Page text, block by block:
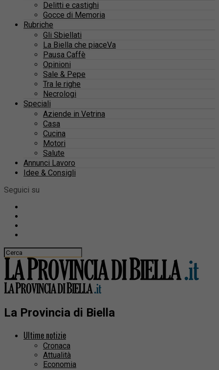
Delitti e castighi
Gocce di Memoria
Rubriche
Gli Sbiellati
La Biella che piaceVa
Pausa Caffè
Opinioni
Sale & Pepe
Tra le righe
Necrologi
Speciali
Aziende in Vetrina
Casa
Cucina
Motori
Salute
Annunci Lavoro
Idee & Consigli
Seguici su
La Provincia di Biella
Ultime notizie
Cronaca
Attualità
Economia